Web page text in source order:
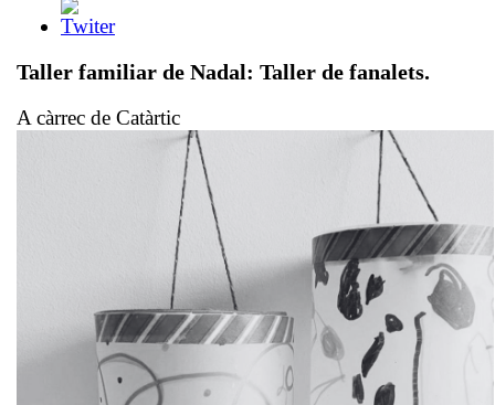
Taller familiar de Nadal: Taller de fanalets.
A càrrec de Catàrtic